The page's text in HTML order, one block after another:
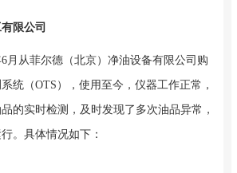
限公司
月从菲尔德（北京）净油设备有限公司购
统（OTS），使用至今，仪器工作正常，
的实时检测，及时发现了多次油品异常，
。具体情况如下：